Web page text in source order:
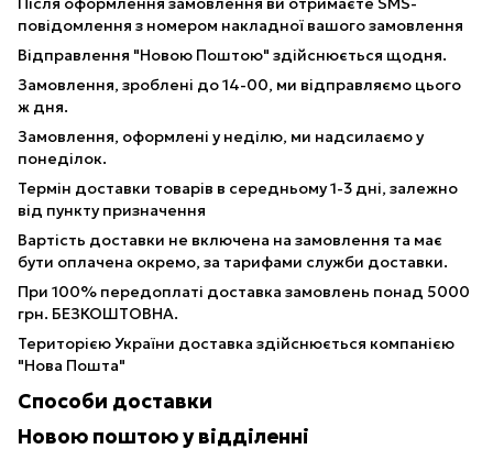
повідомлення з номером накладної вашого замовлення
Відправлення "Новою Поштою" здійснюється щодня.
Замовлення, зроблені до 14-00, ми відправляємо цього
ж дня.
Замовлення, оформлені у неділю, ми надсилаємо у
понеділок.
Термін доставки товарів в середньому 1-3 дні, залежно
від пункту призначення
Вартість доставки не включена на замовлення та має
бути оплачена окремо, за тарифами служби доставки.
При 100% передоплаті доставка замовлень понад 5000
грн. БЕЗКОШТОВНА.
Територією України доставка здійснюється компанією
"Нова Пошта"
Способи доставки
Новою поштою у відділенні